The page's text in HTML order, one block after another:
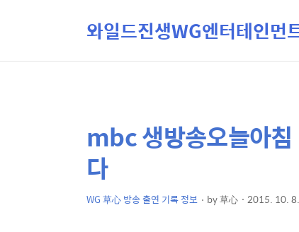
와일드진생WG엔터테인
상
세
컨
텐
본
문
제
mbc 생방송오늘아침
다
WG 草心 방송 출연 기록 정보 by草心 2015. 10.